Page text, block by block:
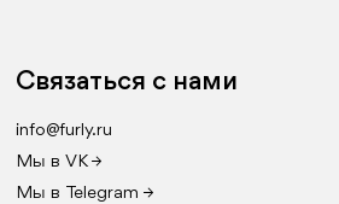
Связаться с нами
info@furly.ru
Мы в VK →
Мы в Telegram →